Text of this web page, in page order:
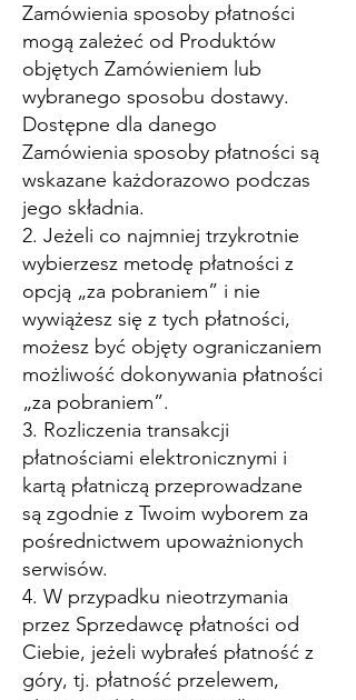
Zamówienia sposoby płatności
mogą zależeć od Produktów
objętych Zamówieniem lub
wybranego sposobu dostawy.
Dostępne dla danego
Zamówienia sposoby płatności są
wskazane każdorazowo podczas
jego składnia.
2. Jeżeli co najmniej trzykrotnie
wybierzesz metodę płatności z
opcją „za pobraniem” i nie
wywiążesz się z tych płatności,
możesz być objęty ograniczaniem
możliwość dokonywania płatności
„za pobraniem”.
3. Rozliczenia transakcji
płatnościami elektronicznymi i
kartą płatniczą przeprowadzane
są zgodnie z Twoim wyborem za
pośrednictwem upoważnionych
serwisów.
4. W przypadku nieotrzymania
przez Sprzedawcę płatności od
Ciebie, jeżeli wybrałeś płatność z
góry, tj. płatność przelewem,